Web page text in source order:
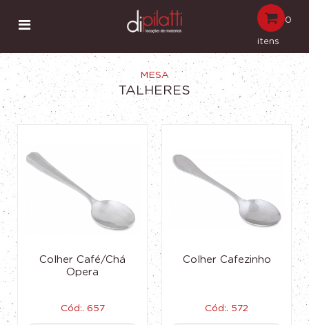
0
itens
MESA
TALHERES
Colher Café/Chá
Opera
Cód:. 657
Colher Cafezinho
Cód:. 572